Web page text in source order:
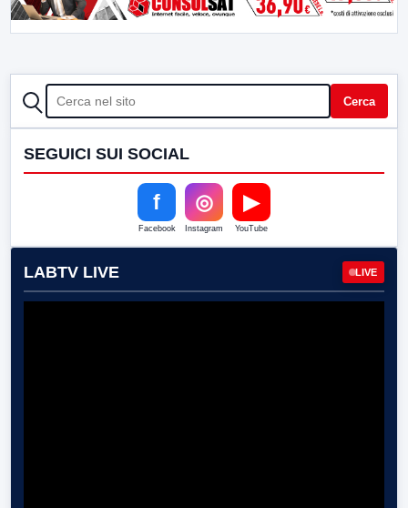
CERCA Cerca
SEGUICI SUI SOCIAL
f
Facebook
◎
Instagram
▶
YouTube
LABTV LIVE LIVE